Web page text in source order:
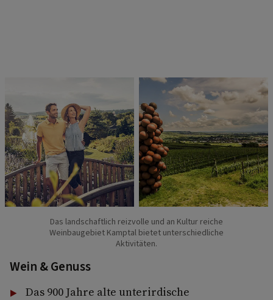
Das landschaftlich reizvolle und an Kultur reiche
Weinbaugebiet Kamptal bietet unterschiedliche
Aktivitäten.
Wein & Genuss
Das 900 Jahre alte unterirdische